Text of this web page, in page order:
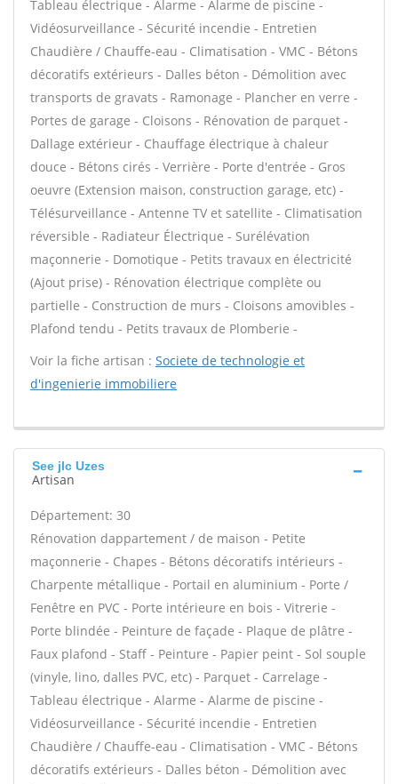
Tableau électrique - Alarme - Alarme de piscine -
Vidéosurveillance - Sécurité incendie - Entretien
Chaudière / Chauffe-eau - Climatisation - VMC - Bétons
décoratifs extérieurs - Dalles béton - Démolition avec
transports de gravats - Ramonage - Plancher en verre -
Portes de garage - Cloisons - Rénovation de parquet -
Dallage extérieur - Chauffage électrique à chaleur
douce - Bétons cirés - Verrière - Porte d'entrée - Gros
oeuvre (Extension maison, construction garage, etc) -
Télésurveillance - Antenne TV et satellite - Climatisation
réversible - Radiateur Électrique - Surélévation
maçonnerie - Domotique - Petits travaux en électricité
(Ajout prise) - Rénovation électrique complète ou
partielle - Construction de murs - Cloisons amovibles -
Plafond tendu - Petits travaux de Plomberie -
Voir la fiche artisan : Societe de technologie et
d'ingenierie immobiliere
See jlc Uzes
Artisan
Département: 30
Rénovation dappartement / de maison - Petite
maçonnerie - Chapes - Bétons décoratifs intérieurs -
Charpente métallique - Portail en aluminium - Porte /
Fenêtre en PVC - Porte intérieure en bois - Vitrerie -
Porte blindée - Peinture de façade - Plaque de plâtre -
Faux plafond - Staff - Peinture - Papier peint - Sol souple
(vinyle, lino, dalles PVC, etc) - Parquet - Carrelage -
Tableau électrique - Alarme - Alarme de piscine -
Vidéosurveillance - Sécurité incendie - Entretien
Chaudière / Chauffe-eau - Climatisation - VMC - Bétons
décoratifs extérieurs - Dalles béton - Démolition avec